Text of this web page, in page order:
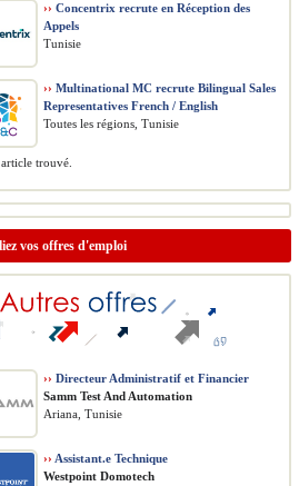
›› Concentrix recrute en Réception des
Appels
Tunisie
›› Multinational MC recrute Bilingual Sales
Representatives French / English
Toutes les régions, Tunisie
trouvé.
vos offres d'emploi
›› Directeur Administratif et Financier
Samm Test And Automation
Ariana, Tunisie
›› Assistant.e Technique
Westpoint Domotech